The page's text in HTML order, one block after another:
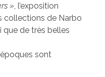
», l’exposition
collections de Narbo
que de très belles
sont